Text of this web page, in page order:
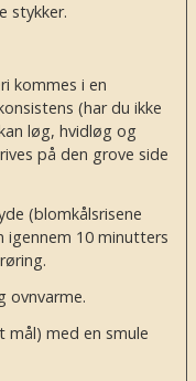
stykker.
kommes i en
(har du ikke
løg, hvidløg og
på den grove side
(blomkålsrisene
igennem 10 minutters
ovnvarme.
mål) med en smule